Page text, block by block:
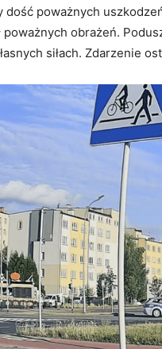
dość poważnych
poważnych obrażeń.
siłach. Zdarzenie